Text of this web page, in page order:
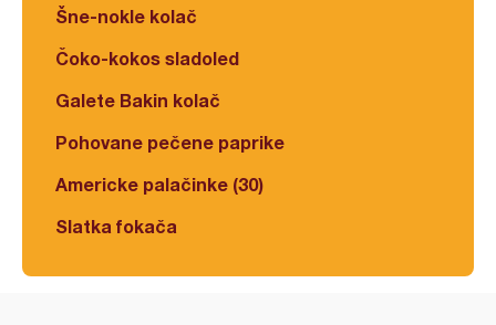
Šne-nokle kolač
Čoko-kokos sladoled
Galete Bakin kolač
Pohovane pečene paprike
Americke palačinke (30)
Slatka fokača